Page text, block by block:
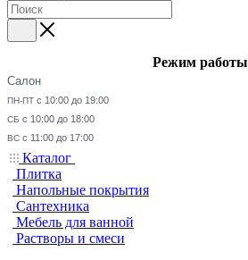
Режим работы
Салон
ПН-ПТ с 10:00 до 19:00
СБ с 10:00 до 18:00
ВС с 11:00 до 17:00
Каталог
Плитка
Напольные покрытия
Сантехника
Мебель для ванной
Растворы и смеси